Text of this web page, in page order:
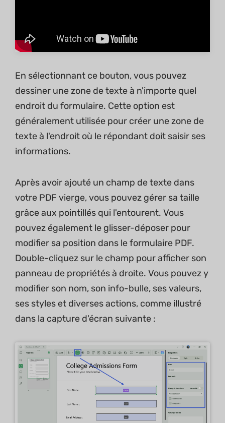
En sélectionnant ce bouton, vous pouvez
dessiner une zone de texte à n'importe quel
endroit du formulaire. Cette option est
généralement utilisée pour créer une zone de
texte à l'endroit où le répondant doit saisir ses
informations.
Après avoir ajouté un champ de texte dans
votre PDF vierge, vous pouvez gérer sa taille
grâce aux pointillés qui l'entourent. Vous
pouvez également le glisser-déposer pour
modifier sa position dans le formulaire PDF.
Double-cliquez sur le champ pour afficher son
panneau de propriétés à droite. Vous pouvez y
modifier son nom, son info-bulle, ses valeurs,
ses styles et diverses actions, comme illustré
dans la capture d'écran suivante :